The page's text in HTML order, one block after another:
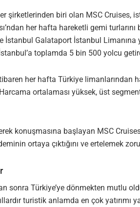
şirketlerinden biri olan MSC
her hafta hareketli gemi
İstanbul Galataport İstanbul
toplamda 5 bin 500 yolcu
her hafta Türkiye
ortalaması yüksek, üst
konuşmasına başlayan MSC
ortaya çıktığını ve ertelemek
sonra Türkiye’ye dönmekten mutlu
turistik anlamda en çok